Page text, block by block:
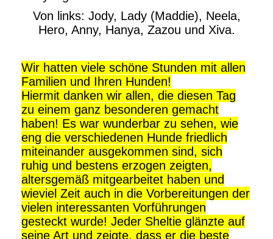
Von links: Jody, Lady (Maddie), Neela,
Hero, Anny, Hanya, Zazou und Xiva.
Wir hatten viele schöne Stunden mit allen
Familien und Ihren Hunden!
Hiermit danken wir allen, die diesen Tag
zu einem ganz besonderen gemacht
haben! Es war wunderbar zu sehen, wie
eng die verschiedenen Hunde friedlich
miteinander ausgekommen sind, sich
ruhig und bestens erzogen zeigten,
altersgemäß mitgearbeitet haben und
wieviel Zeit auch in die Vorbereitungen der
vielen interessanten Vorführungen
gesteckt wurde! Jeder Sheltie glänzte auf
seine Art und zeigte, dass er die beste